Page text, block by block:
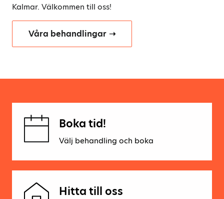
Kalmar. Välkommen till oss!
Våra behandlingar
Boka tid!
Välj behandling och boka
Hitta till oss